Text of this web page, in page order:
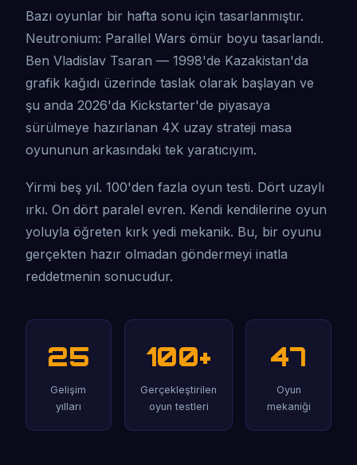
Bazı oyunlar bir hafta sonu için tasarlanmıştır.
Neutronium: Parallel Wars ömür boyu tasarlandı.
Ben Vladislav Tsaran — 1998'de Kazakistan'da
grafik kağıdı üzerinde taslak olarak başlayan ve
şu anda 2026'da Kickstarter'de piyasaya
sürülmeye hazırlanan 4X uzay strateji masa
oyununun arkasındaki tek yaratıcıyım.
Yirmi beş yıl. 100'den fazla oyun testi. Dört uzaylı
ırkı. On dört paralel evren. Kendi kendilerine oyun
yoluyla öğreten kırk yedi mekanik. Bu, bir oyunu
gerçekten hazır olmadan göndermeyi inatla
reddetmenin sonucudur.
25
Gelişim
yılları
100+
Gerçekleştirilen
oyun testleri
47
Oyun
mekaniği